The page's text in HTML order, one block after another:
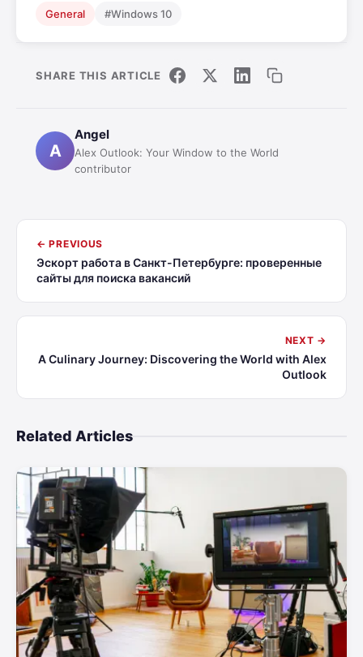
General #Windows 10
SHARE THIS ARTICLE
A
Angel
Alex Outlook: Your Window to the World
contributor
← PREVIOUS
Эскорт работа в Санкт-Петербурге: проверенные
сайты для поиска вакансий
NEXT →
A Culinary Journey: Discovering the World with Alex
Outlook
Related Articles